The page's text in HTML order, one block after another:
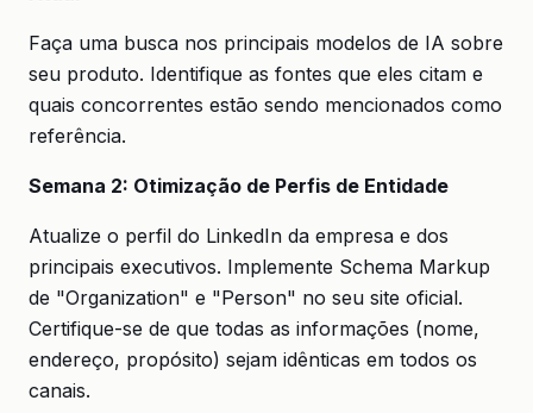
Faça uma busca nos principais modelos de IA sobre
seu produto. Identifique as fontes que eles citam e
quais concorrentes estão sendo mencionados como
referência.
Semana 2: Otimização de Perfis de Entidade
Atualize o perfil do LinkedIn da empresa e dos
principais executivos. Implemente Schema Markup
de "Organization" e "Person" no seu site oficial.
Certifique-se de que todas as informações (nome,
endereço, propósito) sejam idênticas em todos os
canais.